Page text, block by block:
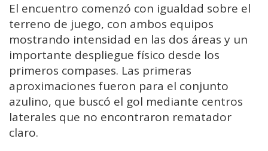
El encuentro comenzó con igualdad sobre el
terreno de juego, con ambos equipos
mostrando intensidad en las dos áreas y un
importante despliegue físico desde los
primeros compases. Las primeras
aproximaciones fueron para el conjunto
azulino, que buscó el gol mediante centros
laterales que no encontraron rematador
claro.